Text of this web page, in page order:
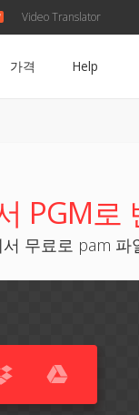
Video Translator
가격 Help
PGM로
무료로 pam